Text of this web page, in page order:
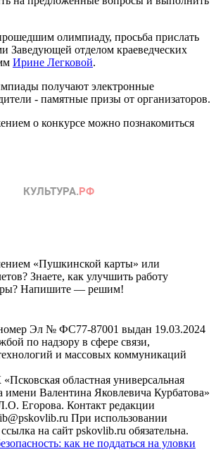
олимпиаду, просьба прислать
Заведующей отделом краеведческих
Ирине Легковой.
получают электронные
- памятные призы от организаторов.
о конкурсе можно познакомиться
«Пушкинской карты» или
Знаете, как улучшить работу
Напишите — решим!
Эл № ФС77-87001 выдан 19.03.2024
по надзору в сфере связи,
и массовых коммуникаций
областная универсальная
имени Валентина Яковлевича Курбатова»
Егорова. Контакт редакции
При использовании
на сайт pskovlib.ru обязательна.
как не поддаться на уловки